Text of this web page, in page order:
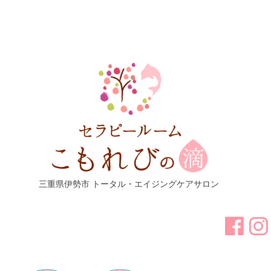
三重県伊勢市 トータル・エイジングケアサロン